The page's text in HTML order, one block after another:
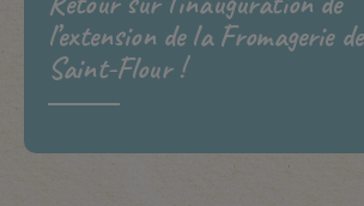
l’extension de la Fromagerie de
Saint-Flour !